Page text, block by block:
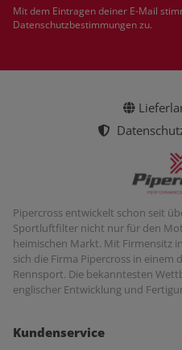
Mit dem Eintragen deiner E-Mail
Datenschutzbestimmungenzu.
Pipercross entwickelt schon seit
Sportluftfilter nicht nur für den
heimischen Markt. Mit Firmensitz
sich die Firma Pipercross in
Rennsport. Die bekanntesten
englischer Entwicklung und
Kundenservice